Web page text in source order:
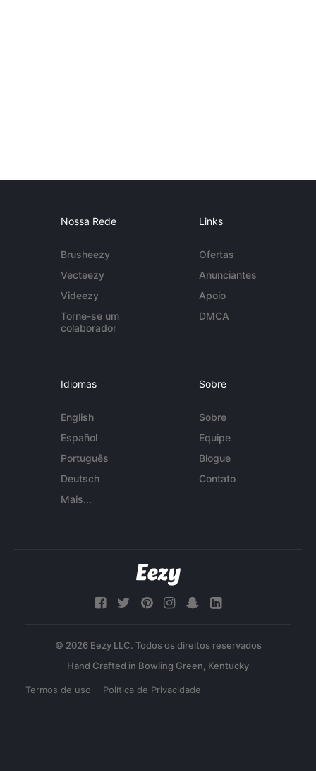
Nossa Rede
Brusheezy
Vecteezy
Videezy
Torne-se um
colaborador
Links
Ofertas
Anunciantes
Apoio
DMCA
Idiomas
English
Español
Português
Deutsch
Mais...
Sobre
Sobre
Equipe
Blogue
Contato
© 2026 Eezy LLC. Todos os direitos reservados
Termos de uso Política de Privacidade